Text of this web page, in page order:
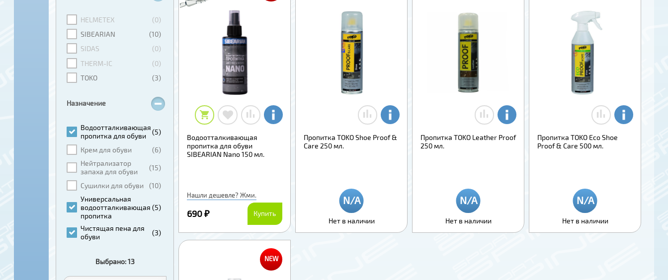
HELMETEX
(0)
SIBEARIAN
(10)
SIDAS
(0)
THERM-IC
(0)
TOKO
(3)
Назначение
Водоотталкивающая
пропитка для обуви
(5)
Крем для обуви
(6)
Нейтрализатор
запаха для обуви
(15)
Сушилки для обуви
(10)
Универсальная
водоотталкивающая
пропитка
(5)
Чистящая пена для
обуви
(3)
Выбрано: 13
Водоотталкивающая
пропитка для обуви
SIBEARIAN Nano 150 мл.
Нашли дешевле? Жми.
690 ₽ Купить
Пропитка TOKO Shoe Proof &
Care 250 мл.
Нет в наличии
Пропитка TOKO Leather Proof
250 мл.
Нет в наличии
Пропитка TOKO Eco Shoe
Proof & Care 500 мл.
Нет в наличии
NEW